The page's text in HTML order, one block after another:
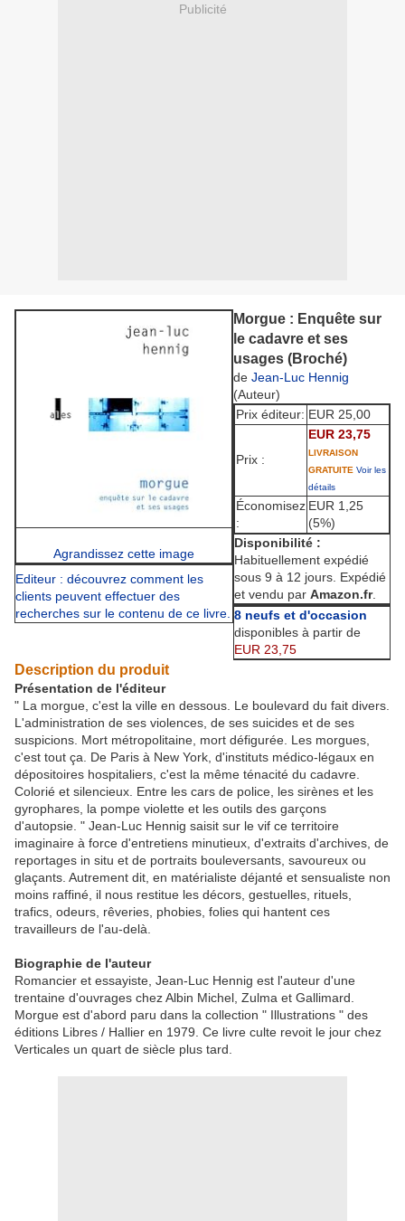
Publicité
Agrandissez cette image
Editeur : découvrez comment les
clients peuvent effectuer des
recherches sur le contenu de ce livre.
Morgue : Enquête sur
le cadavre et ses
usages (Broché)
de Jean-Luc Hennig
(Auteur)
Prix éditeur: EUR 25,00
Prix :
EUR 23,75
LIVRAISON
GRATUITE Voir les
détails
Économisez
:
EUR 1,25
(5%)
Disponibilité :
Habituellement expédié
sous 9 à 12 jours. Expédié
et vendu par Amazon.fr.
8 neufs et d'occasion
disponibles à partir de
EUR 23,75
Description du produit
Présentation de l'éditeur
" La morgue, c'est la ville en dessous. Le boulevard du fait divers.
L'administration de ses violences, de ses suicides et de ses
suspicions. Mort métropolitaine, mort défigurée. Les morgues,
c'est tout ça. De Paris à New York, d'instituts médico-légaux en
dépositoires hospitaliers, c'est la même ténacité du cadavre.
Colorié et silencieux. Entre les cars de police, les sirènes et les
gyrophares, la pompe violette et les outils des garçons
d'autopsie. " Jean-Luc Hennig saisit sur le vif ce territoire
imaginaire à force d'entretiens minutieux, d'extraits d'archives, de
reportages in situ et de portraits bouleversants, savoureux ou
glaçants. Autrement dit, en matérialiste déjanté et sensualiste non
moins raffiné, il nous restitue les décors, gestuelles, rituels,
trafics, odeurs, rêveries, phobies, folies qui hantent ces
travailleurs de l'au-delà.
Biographie de l'auteur
Romancier et essayiste, Jean-Luc Hennig est l'auteur d'une
trentaine d'ouvrages chez Albin Michel, Zulma et Gallimard.
Morgue est d'abord paru dans la collection " Illustrations " des
éditions Libres / Hallier en 1979. Ce livre culte revoit le jour chez
Verticales un quart de siècle plus tard.